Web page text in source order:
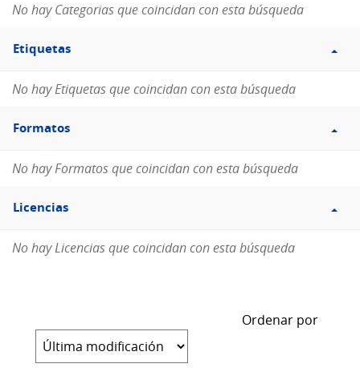
No hay Categorias que coincidan con esta búsqueda
Filtro
Etiquetas
Etiquetas
No hay Etiquetas que coincidan con esta búsqueda
Filtro
Formatos
Formatos
No hay Formatos que coincidan con esta búsqueda
Filtro
Licencias
Licencias
No hay Licencias que coincidan con esta búsqueda
Ordenar por